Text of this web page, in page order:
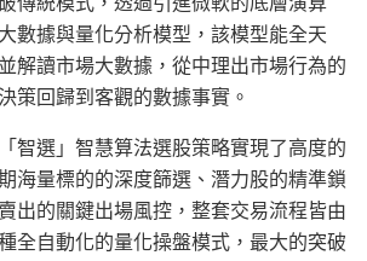
數據與量化分析模型，該模型能全天
解讀市場大數據，從中理出市場行為的
策回歸到客觀的數據事實。
智選」智慧算法選股策略實現了高度的
海量標的的深度篩選、潛力股的精準鎖
出的關鍵出場風控，整套交易流程皆由
全自動化的量化操盤模式，最大的突破